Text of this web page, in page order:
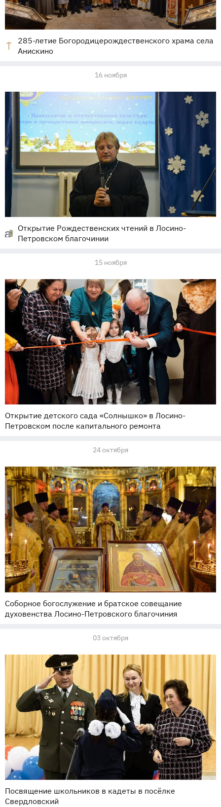
285-летие Богородицерождественского храма села
Анискино
16 ноября
Открытие Рождественских чтений в Лосино-
Петровском благочинии
15 ноября
Открытие детского сада «Солнышко» в Лосино-
Петровском после капитального ремонта
24 октября
Соборное богослужение и братское совещание
духовенства Лосино-Петровского благочиния
03 октября
Посвящение школьников в кадеты в посёлке
Свердловский